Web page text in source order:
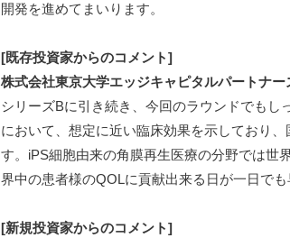
開発を進めてまいります。
[既存投資家からのコメント]
株式会社東京大学エッジキャピタルパート
シリーズBに引き続き、今回のラウンドでも
において、想定に近い臨床効果を示しており
す。iPS細胞由来の角膜再生医療の分野では世
界中の患者様のQOLに貢献出来る日が一日で
[新規投資家からのコメント]